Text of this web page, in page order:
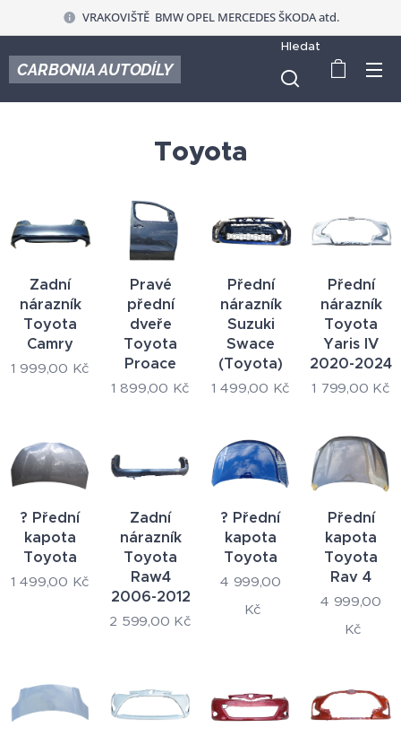
VRAKOVIŠTĚ BMW OPEL MERCEDES ŠKODA atd.
CARBONIA AUTODÍLY
Hledat
Toyota
Zadní
nárazník
Toyota
Camry
1 999,00 Kč
Pravé
přední
dveře
Toyota
Proace
1 899,00 Kč
Přední
nárazník
Suzuki
Swace
(Toyota)
1 499,00 Kč
Přední
nárazník
Toyota
Yaris IV
2020-2024
1 799,00 Kč
? Přední
kapota
Toyota
1 499,00 Kč
Zadní
nárazník
Toyota
Raw4
2006-2012
2 599,00 Kč
? Přední
kapota
Toyota
4 999,00
Kč
Přední
kapota
Toyota
Rav 4
4 999,00
Kč